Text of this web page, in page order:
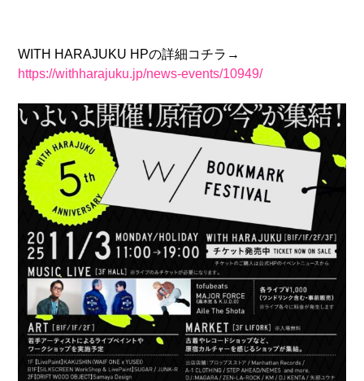
WITH HARAJUKU HPの詳細コチラ→
https://withharajuku.jp/news-events/10949/